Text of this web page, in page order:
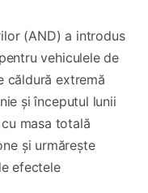
(AND) a introdus
vehiculele de
căldură extremă
și începutul lunii
masa totală
și urmărește
efectele